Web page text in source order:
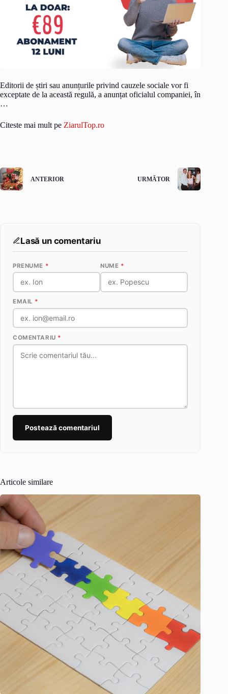
Editorii de știri sau anunțurile privind cauzele sociale vor fi
exceptate de la această regulă, a anunțat oficialul companiei, în
…
Citeste mai mult pe ZiarulTop.ro
ANTERIOR URMĂTOR
Lasă un comentariu
PRENUME * NUME *
EMAIL *
COMENTARIU *
Postează comentariul
Articole similare